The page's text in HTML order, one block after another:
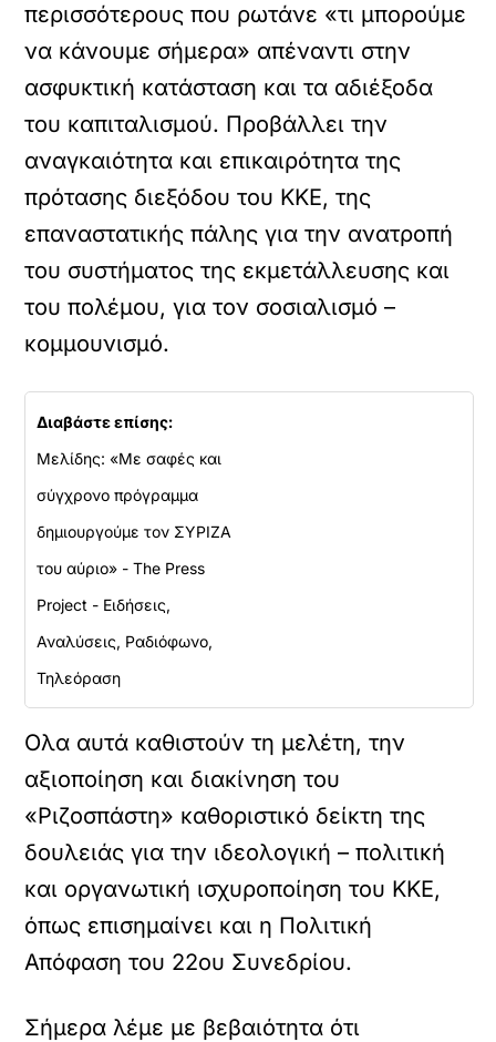
περισσότερους που ρωτάνε «τι μπορούμε
να κάνουμε σήμερα» απέναντι στην
ασφυκτική κατάσταση και τα αδιέξοδα
του καπιταλισμού. Προβάλλει την
αναγκαιότητα και επικαιρότητα της
πρότασης διεξόδου του ΚΚΕ, της
επαναστατικής πάλης για την ανατροπή
του συστήματος της εκμετάλλευσης και
του πολέμου, για τον σοσιαλισμό –
κομμουνισμό.
Διαβάστε επίσης:
Μελίδης: «Με σαφές και
σύγχρονο πρόγραμμα
δημιουργούμε τον ΣΥΡΙΖΑ
του αύριο» - The Press
Project - Ειδήσεις,
Αναλύσεις, Ραδιόφωνο,
Τηλεόραση
Ολα αυτά καθιστούν τη μελέτη, την
αξιοποίηση και διακίνηση του
«Ριζοσπάστη» καθοριστικό δείκτη της
δουλειάς για την ιδεολογική – πολιτική
και οργανωτική ισχυροποίηση του ΚΚΕ,
όπως επισημαίνει και η Πολιτική
Απόφαση του 22ου Συνεδρίου.
Σήμερα λέμε με βεβαιότητα ότι